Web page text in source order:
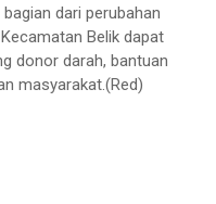
dari perubahan
Belik dapat
donor darah, bantuan
masyarakat.(Red)